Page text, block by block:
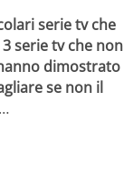
serie tv che
3 serie tv che non
dimostrato
se non il